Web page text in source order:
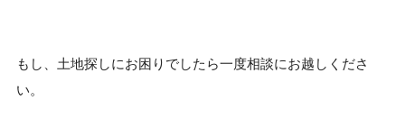
もし、土地探しにお困りでしたら一度相談にお越しくださ
い。